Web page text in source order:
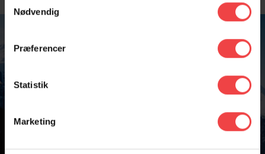
Nødvendig
Præferencer
Statistik
Marketing